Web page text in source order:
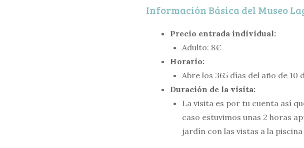
Información Básica del Museo
Precio entrada individual:
Adulto: 8€
Horario:
Abre los 365 días del año de 10
Duración de la visita:
La visita es por tu cuenta así
caso estuvimos unas 2 horas
jardín con las vistas a la